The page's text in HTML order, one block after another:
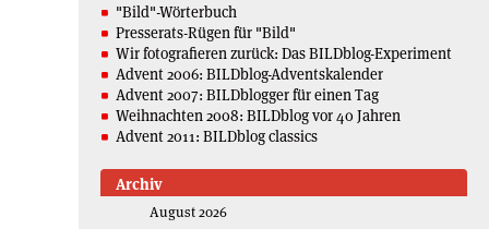
"Bild"-Wörterbuch
Presserats-Rügen für "Bild"
Wir fotografieren zurück: Das BILDblog-Experiment
Advent 2006: BILDblog-Adventskalender
Advent 2007: BILDblogger für einen Tag
Weihnachten 2008: BILDblog vor 40 Jahren
Advent 2011: BILDblog classics
Archiv
August 2026